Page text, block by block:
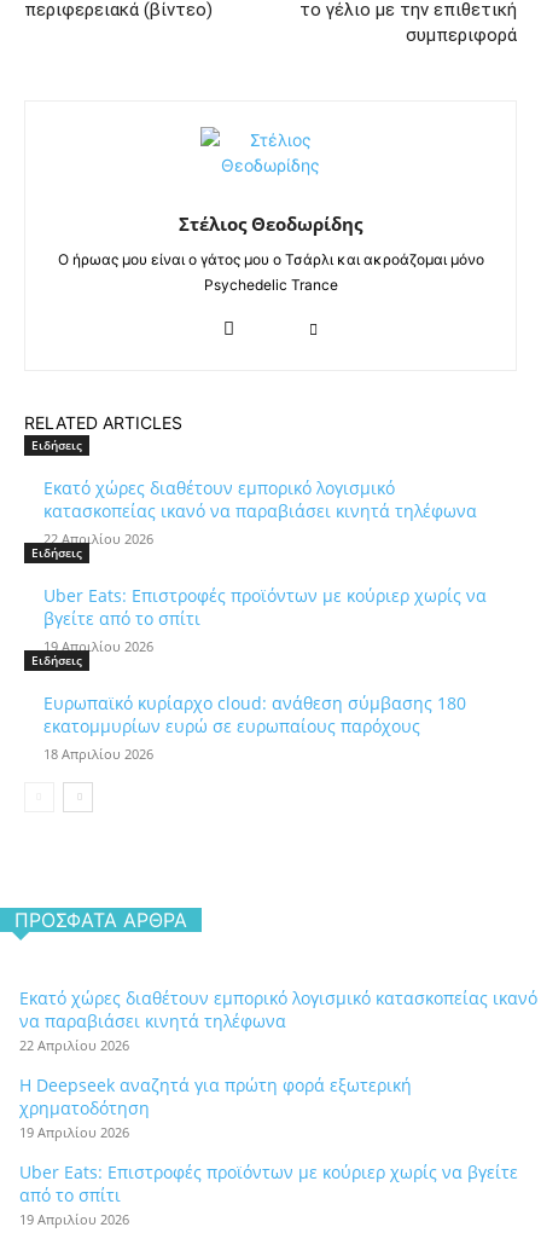
περιφερειακά (βίντεο)
το γέλιο με την επιθετική
συμπεριφορά
Στέλιος Θεοδωρίδης
Ο ήρωας μου είναι ο γάτος μου ο Τσάρλι και ακροάζομαι μόνο
Psychedelic Trance
RELATED ARTICLES
Ειδήσεις
Εκατό χώρες διαθέτουν εμπορικό λογισμικό
κατασκοπείας ικανό να παραβιάσει κινητά τηλέφωνα
22 Απριλίου 2026
Ειδήσεις
Uber Eats: Επιστροφές προϊόντων με κούριερ χωρίς να
βγείτε από το σπίτι
19 Απριλίου 2026
Ειδήσεις
Ευρωπαϊκό κυρίαρχο cloud: ανάθεση σύμβασης 180
εκατομμυρίων ευρώ σε ευρωπαίους παρόχους
18 Απριλίου 2026
ΠΡΌΣΦΑΤΑ ΆΡΘΡΑ
Εκατό χώρες διαθέτουν εμπορικό λογισμικό κατασκοπείας ικανό
να παραβιάσει κινητά τηλέφωνα
22 Απριλίου 2026
Η Deepseek αναζητά για πρώτη φορά εξωτερική
χρηματοδότηση
19 Απριλίου 2026
Uber Eats: Επιστροφές προϊόντων με κούριερ χωρίς να βγείτε
από το σπίτι
19 Απριλίου 2026